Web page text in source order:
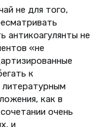
не для того,
антикоагулянты не
«не
к
литературным
как в
очень
и